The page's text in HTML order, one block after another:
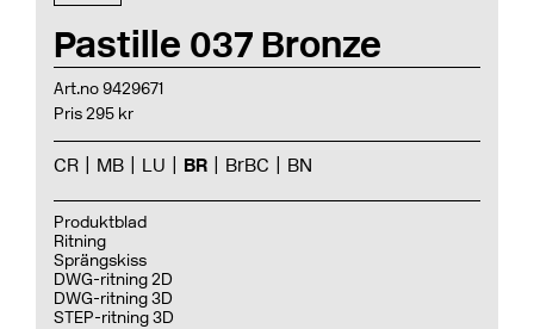
Pastille 037 Bronze
Art.no 9429671
Pris 295 kr
CR MB LU BR BrBC BN
Produktblad
Ritning
Sprängskiss
DWG-ritning 2D
DWG-ritning 3D
STEP-ritning 3D